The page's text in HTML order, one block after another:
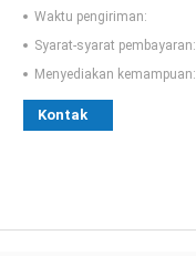
Waktu pengiriman:
Syarat-syarat pembayaran:
Menyediakan kemampuan:
Kontak